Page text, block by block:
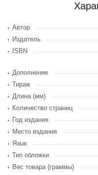
Автор
Издатель
ISBN
Дополнение
Тираж
Длина (мм)
Количество страниц
Год издания
Место издания
Язык
Тип обложки
Вес товара (граммы)